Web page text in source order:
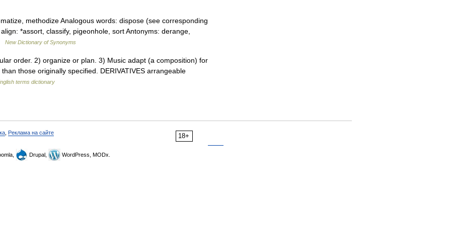
methodize Analogous words: dispose (see corresponding
*assort, classify, pigeonhole, sort Antonyms: derange,
New Dictionary of Synonyms
order. 2) organize or plan. 3) Music adapt (a composition) for
those originally specified. DERIVATIVES arrangeable
terms dictionary
18+
Реклама на сайте
Drupal, WordPress, MODx.